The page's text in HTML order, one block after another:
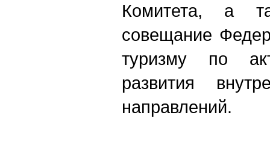
Комитета, а
совещание
туризму по
развития
направлений.